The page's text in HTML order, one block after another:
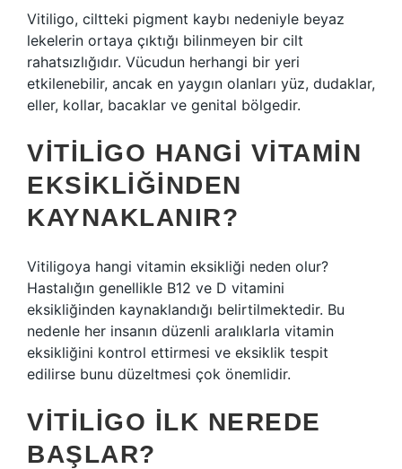
Vitiligo, ciltteki pigment kaybı nedeniyle beyaz
lekelerin ortaya çıktığı bilinmeyen bir cilt
rahatsızlığıdır. Vücudun herhangi bir yeri
etkilenebilir, ancak en yaygın olanları yüz, dudaklar,
eller, kollar, bacaklar ve genital bölgedir.
VITILIGO HANGI VITAMIN
EKSIKLIĞINDEN
KAYNAKLANIR?
Vitiligoya hangi vitamin eksikliği neden olur?
Hastalığın genellikle B12 ve D vitamini
eksikliğinden kaynaklandığı belirtilmektedir. Bu
nedenle her insanın düzenli aralıklarla vitamin
eksikliğini kontrol ettirmesi ve eksiklik tespit
edilirse bunu düzeltmesi çok önemlidir.
VITILIGO ILK NEREDE
BAŞLAR?